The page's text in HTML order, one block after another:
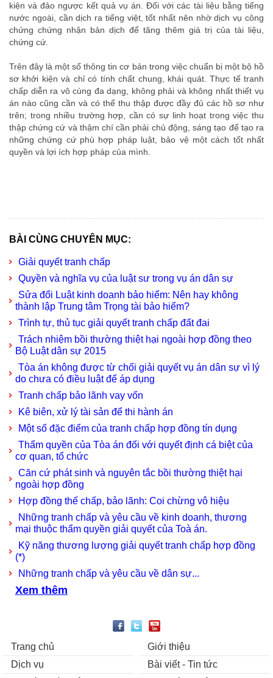
kiện và đảo ngược kết quả vụ án. Đối với các tài liệu bằng tiếng
nước ngoài, cần dịch ra tiếng việt, tốt nhất nên nhờ dịch vụ công
chứng chứng nhận bản dịch để tăng thêm giá trị của tài liệu,
chứng cứ.
Trên đây là một số thông tin cơ bản trong việc chuẩn bị một bộ hồ
sơ khởi kiện và chỉ có tính chất chung, khái quát. Thực tế tranh
chấp diễn ra vô cùng đa dạng, không phải và không nhất thiết vụ
án nào cũng cần và có thể thu thập được đầy đủ các hồ sơ như
trên; trong nhiều trường hợp, cần có sự linh hoạt trong việc thu
thập chứng cứ và thậm chí cần phải chủ động, sáng tạo để tạo ra
những chứng cứ phù hợp pháp luật, bảo vệ một cách tốt nhất
quyền và lợi ích hợp pháp của mình.
BÀI CÙNG CHUYÊN MỤC:
Giải quyết tranh chấp
Quyền và nghĩa vụ của luật sư trong vụ án dân sự
Sửa đổi Luật kinh doanh bảo hiểm: Nên hay không
thành lập Trung tâm Trọng tài bảo hiểm?
Trình tự, thủ tục giải quyết tranh chấp đất đai
Trách nhiệm bồi thường thiệt hại ngoài hợp đồng theo
Bộ Luật dân sự 2015
Tòa án không được từ chối giải quyết vụ án dân sự vì lý
do chưa có điều luật để áp dụng
Tranh chấp bảo lãnh vay vốn
Kê biên, xử lý tài sản để thi hành án
Một số đặc điểm của tranh chấp hợp đồng tín dụng
Thẩm quyền của Tòa án đối với quyết định cá biệt của
cơ quan, tổ chức
Căn cứ phát sinh và nguyên tắc bồi thường thiệt hại
ngoài hợp đồng
Hợp đồng thế chấp, bảo lãnh: Coi chừng vô hiệu
Những tranh chấp và yêu cầu về kinh doanh, thương
mại thuộc thẩm quyền giải quyết của Toà án.
Kỹ năng thương lượng giải quyết tranh chấp hợp đồng
(*)
Những tranh chấp và yêu cầu về dân sự...
Xem thêm
Trang chủ
Giới thiệu
Dịch vụ
Bài viết - Tin tức